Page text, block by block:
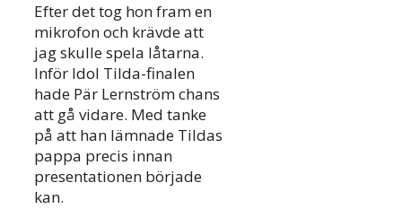
Efter det tog hon fram en
mikrofon och krävde att
jag skulle spela låtarna.
Inför Idol Tilda-finalen
hade Pär Lernström chans
att gå vidare. Med tanke
på att han lämnade Tildas
pappa precis innan
presentationen började
kan.